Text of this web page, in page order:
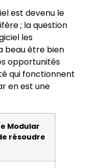
est devenu le
; la question
les
beau être bien
opportunités
qui fonctionnent
en est une
Modular
résoudre